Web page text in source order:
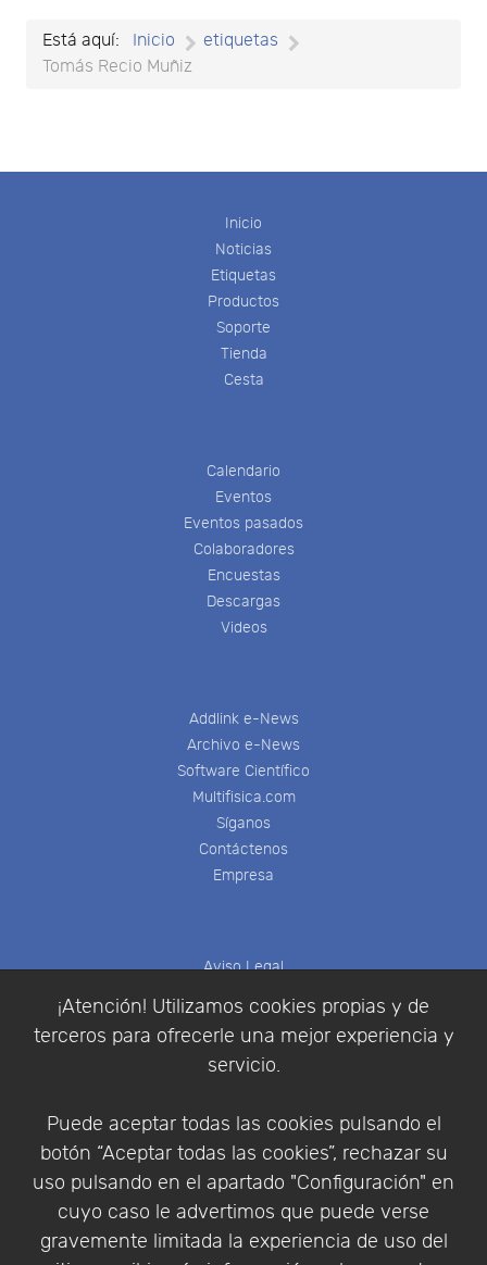
¡Atención! Utilizamos cookies propias y de
terceros para ofrecerle una mejor experiencia y
servicio.
Puede aceptar todas las cookies pulsando el
botón “Aceptar todas las cookies”, rechazar su
uso pulsando en el apartado "Configuración" en
cuyo caso le advertimos que puede verse
gravemente limitada la experiencia de uso del
Está aquí: Inicio
etiquetas
Tomás Recio Muñiz
Inicio
Noticias
Etiquetas
Productos
Soporte
Tienda
Cesta
Calendario
Eventos
Eventos pasados
Colaboradores
Encuestas
Descargas
Videos
Addlink e-News
Archivo e-News
Software Científico
Multifisica.com
Síganos
Contáctenos
Empresa
Aviso Legal
Política de Privacidad
Condiciones de compra
Identificarse
Empresa|Aviso Legal| Política de Privacidad |